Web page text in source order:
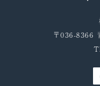
〒036-8366